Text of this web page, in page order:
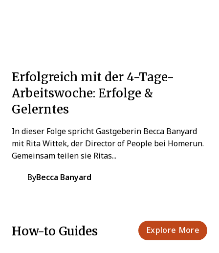
Erfolgreich mit der 4-Tage-
Arbeitswoche: Erfolge &
Gelerntes
In dieser Folge spricht Gastgeberin Becca Banyard
mit Rita Wittek, der Director of People bei Homerun.
Gemeinsam teilen sie Ritas...
ByBecca Banyard
How-to Guides Explore More